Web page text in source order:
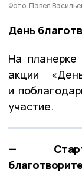
Фото: Павел
День
На планерке
акции
и
участие.
—